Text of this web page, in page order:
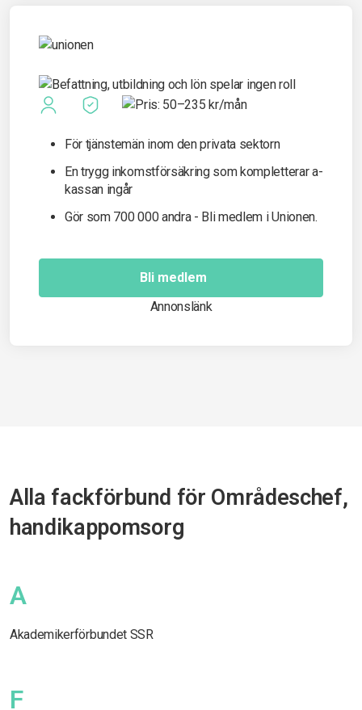
För tjänstemän inom den privata sektorn
En trygg inkomst­försäkring som kompletterar a-
kassan ingår
Gör som 700 000 andra - Bli medlem i Unionen.
Bli medlem
Annonslänk
Alla fackförbund för Områdeschef,
handikappomsorg
A
Akademikerförbundet SSR
F